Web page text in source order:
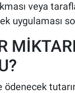
veya
uygulaması
ödenecek